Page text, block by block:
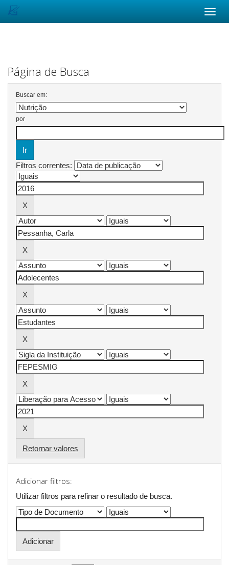
Página de Busca
Buscar em:
por
Filtros correntes:
Retornar valores
Adicionar filtros:
Utilizar filtros para refinar o resultado de busca.